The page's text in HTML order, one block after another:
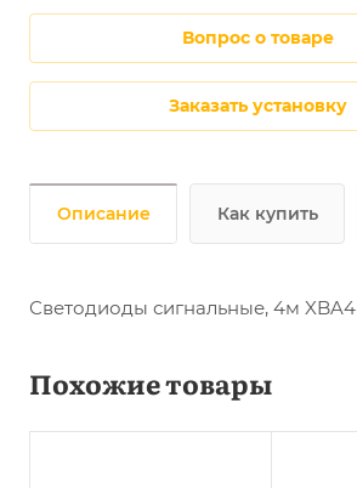
Вопрос о товаре
Заказать установку
Описание Как купить
Светодиоды сигнальные, 4м XBA4
Похожие товары